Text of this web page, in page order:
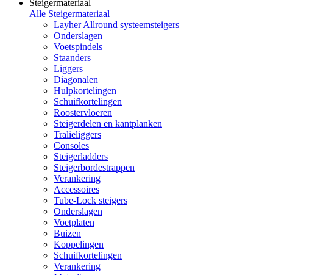
Steigermateriaal
Alle Steigermateriaal
Layher Allround systeemsteigers
Onderslagen
Voetspindels
Staanders
Liggers
Diagonalen
Hulpkortelingen
Schuifkortelingen
Roostervloeren
Steigerdelen en kantplanken
Tralieliggers
Consoles
Steigerladders
Steigerbordestrappen
Verankering
Accessoires
Tube-Lock steigers
Onderslagen
Voetplaten
Buizen
Koppelingen
Schuifkortelingen
Verankering